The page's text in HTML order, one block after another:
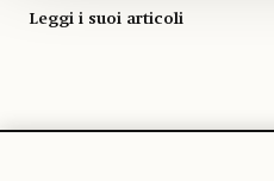
Leggi i suoi articoli